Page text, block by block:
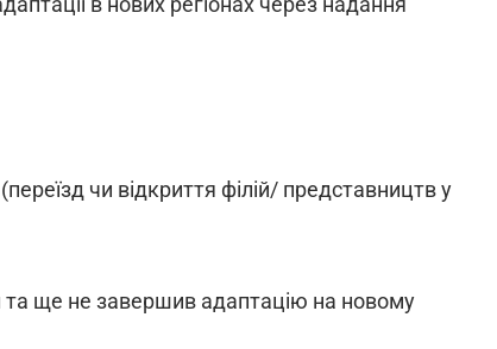
чи відкриття філій/ представництв у
та ще не завершив адаптацію на новому